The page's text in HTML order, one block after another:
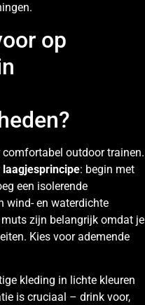
op
outdoor trainen.
laagjesprincipe: begin met
een isolerende
wind- en waterdichte
zijn belangrijk omdat je
Kies voor ademende
kleding in lichte kleuren
is cruciaal – drink voor,